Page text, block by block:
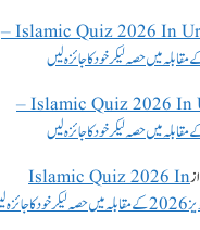
Islamic Quiz 2026 In Urdu –
Islamic Quiz 2026 In Urdu –
ازIslamic Quiz 2026 In